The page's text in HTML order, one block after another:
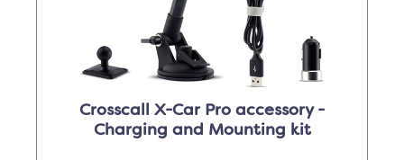
Crosscall X-Car Pro accessory -
Charging and Mounting kit